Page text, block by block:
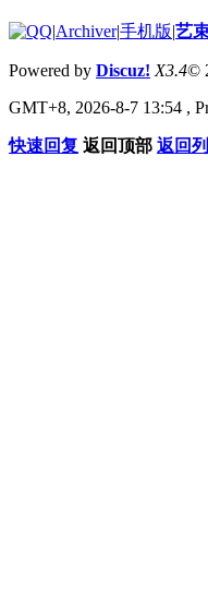
|Archiver|手机版|艺
Powered by Discuz! X3.4©
GMT+8, 2026-8-7 13:54 ,
快速回复 返回顶部 返回